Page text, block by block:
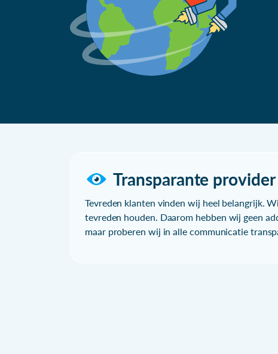
Transparante provider
Tevreden klanten vinden wij heel belangrijk.
tevreden houden. Daarom hebben wij geen
maar proberen wij in alle communicatie